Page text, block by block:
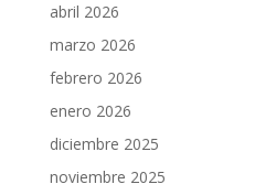
abril 2026
marzo 2026
febrero 2026
enero 2026
diciembre 2025
noviembre 2025